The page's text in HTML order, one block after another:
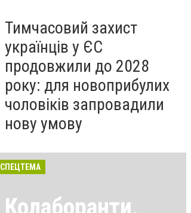
Тимчасовий захист
українців у ЄС
продовжили до 2028
року: для новоприбулих
чоловіків запровадили
нову умову
СПЕЦТЕМА
Колаборанти,